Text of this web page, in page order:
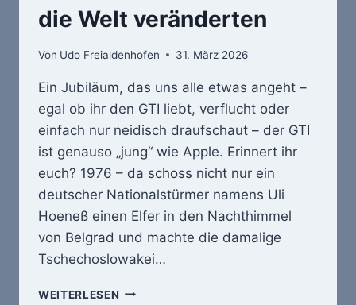
die Welt veränderten
Von Udo Freialdenhofen 31. März 2026
Ein Jubiläum, das uns alle etwas angeht –
egal ob ihr den GTI liebt, verflucht oder
einfach nur neidisch draufschaut – der GTI
ist genauso „jung“ wie Apple. Erinnert ihr
euch? 1976 – da schoss nicht nur ein
deutscher Nationalstürmer namens Uli
Hoeneß einen Elfer in den Nachthimmel
von Belgrad und machte die damalige
Tschechoslowakei…
WEITERLESEN 1976: